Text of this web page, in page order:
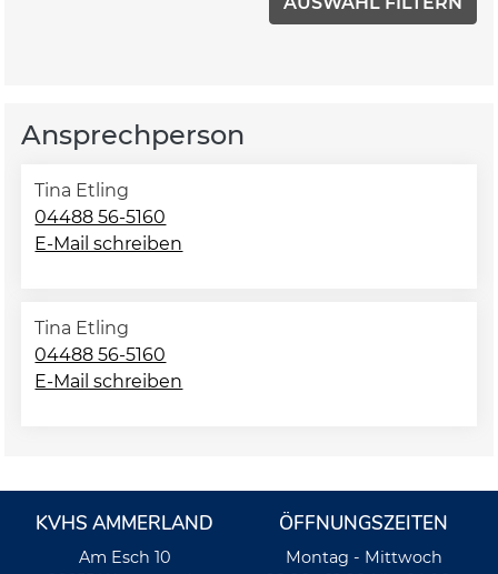
Ansprechperson
Tina Etling
04488 56-5160
E-Mail schreiben
Tina Etling
04488 56-5160
E-Mail schreiben
KVHS AMMERLAND
Am Esch 10
ÖFFNUNGSZEITEN
Montag - Mittwoch